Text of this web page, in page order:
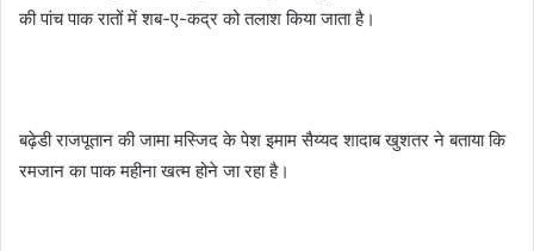
l
की पांच पाक रातों में शब-ए-कद्र को तलाश किया जाता है।
बढ़ेडी राजपूतान की जामा मस्जिद के पेश इमाम सैय्यद शादाब खुशतर ने बताया कि
रमजान का पाक महीना खत्म होने जा रहा है।